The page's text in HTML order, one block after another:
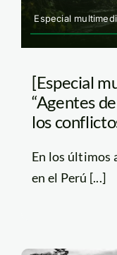
Especial
[Especial
“Agentes
los
En los últimos
en el Perú [...]